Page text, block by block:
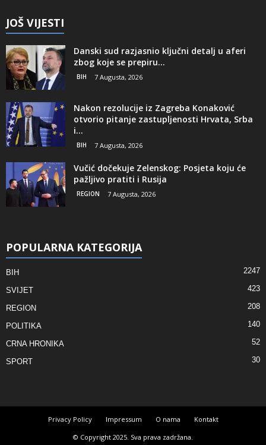
JOŠ VIJESTI
Danski sud razjasnio ključni detalj u aferi
zbog koje se prepiru...
BIH 7 Augusta, 2026
Nakon rezolucije iz Zagreba Konaković
otvorio pitanje zastupljenosti Hrvata, Srba
i...
BIH 7 Augusta, 2026
Vučić dočekuje Zelenskog: Posjeta koju će
pažljivo pratiti i Rusija
REGION 7 Augusta, 2026
POPULARNA KATEGORIJA
BIH 2247
SVIJET 423
REGION 208
POLITIKA 140
CRNA HRONIKA 52
SPORT 30
Privacy Policy Impressum O nama
Kontakt
© Copyright 2025. Sva prava zadržana.